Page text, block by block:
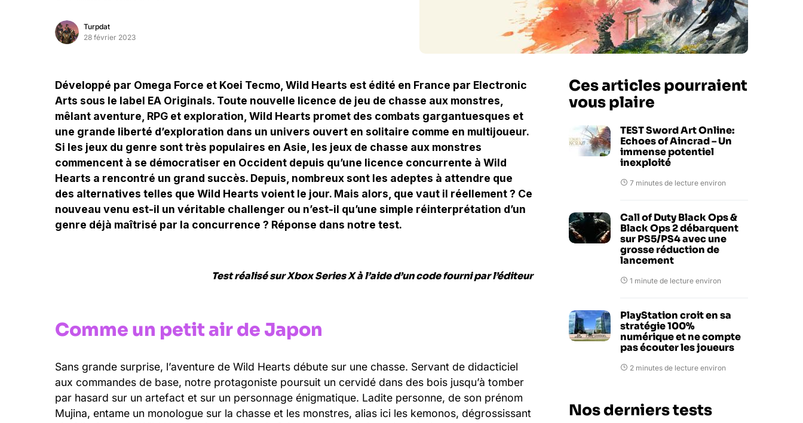
Turpdat
28 février 2023
Développé par Omega Force et Koei Tecmo, Wild Hearts est édité en France par Electronic
Arts sous le label EA Originals. Toute nouvelle licence de jeu de chasse aux monstres,
mêlant aventure, RPG et exploration, Wild Hearts promet des combats gargantuesques et
une grande liberté d’exploration dans un univers ouvert en solitaire comme en multijoueur.
Si les jeux du genre sont très populaires en Asie, les jeux de chasse aux monstres
commencent à se démocratiser en Occident depuis qu’une licence concurrente à Wild
Hearts a rencontré un grand succès. Depuis, nombreux sont les adeptes à attendre que
des alternatives telles que Wild Hearts voient le jour. Mais alors, que vaut il réellement ? Ce
nouveau venu est-il un véritable challenger ou n’est-il qu’une simple réinterprétation d’un
genre déjà maîtrisé par la concurrence ? Réponse dans notre test.
Test réalisé sur Xbox Series X à l’aide d’un code fourni par l’éditeur
Comme un petit air de Japon
Sans grande surprise, l’aventure de Wild Hearts débute sur une chasse. Servant de didacticiel
aux commandes de base, notre protagoniste poursuit un cervidé dans des bois jusqu’à tomber
par hasard sur un artefact et sur un personnage énigmatique. Ladite personne, de son prénom
Mujina, entame un monologue sur la chasse et les monstres, alias ici les kemonos, dégrossissant
Ces articles pourraient
vous plaire
TEST Sword Art Online:
Echoes of Aincrad – Un
immense potentiel
inexploité
7 minutes de lecture environ
Call of Duty Black Ops &
Black Ops 2 débarquent
sur PS5/PS4 avec une
grosse réduction de
lancement
1 minute de lecture environ
PlayStation croit en sa
stratégie 100%
numérique et ne compte
pas écouter les joueurs
2 minutes de lecture environ
Nos derniers tests